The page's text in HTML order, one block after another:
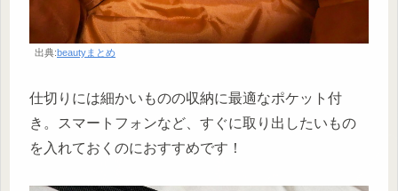
出典:beautyまとめ
仕切りには細かいものの収納に最適なポケット付
き。スマートフォンなど、すぐに取り出したいもの
を入れておくのにおすすめです！